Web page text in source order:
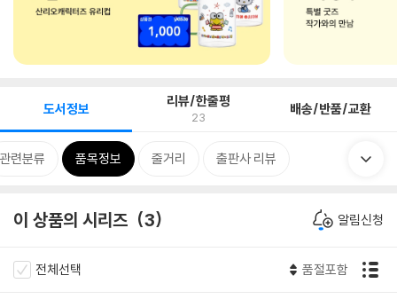
도서정보 리뷰/한줄평
23 배송/반품/교환
관련분류 품목정보 줄거리 출판사 리뷰
이 상품의 시리즈 3 알림신청
전체선택 품절포함